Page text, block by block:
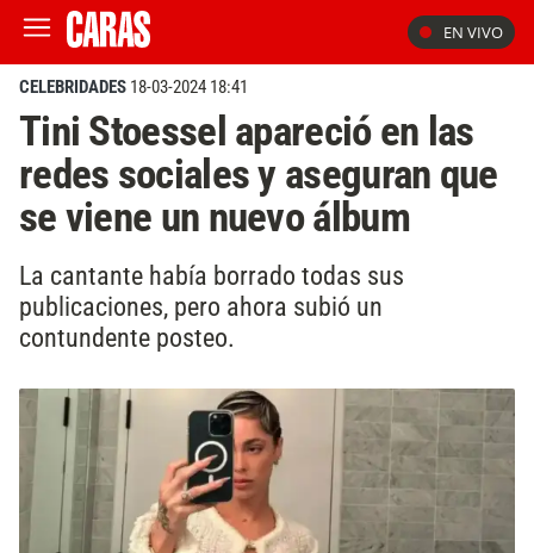
EN VIVO
CELEBRIDADES 18-03-2024 18:41
Tini Stoessel apareció en las
redes sociales y aseguran que
se viene un nuevo álbum
La cantante había borrado todas sus
publicaciones, pero ahora subió un
contundente posteo.